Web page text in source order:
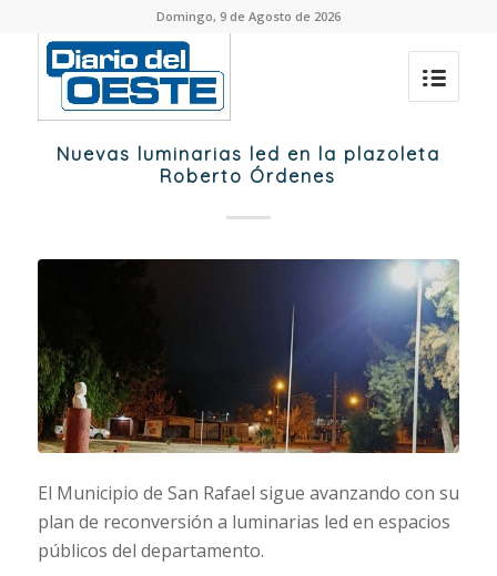
Domingo, 9 de Agosto de 2026
Nuevas luminarias led en la plazoleta
Roberto Órdenes
El Municipio de San Rafael sigue avanzando con su
plan de reconversión a luminarias led en espacios
públicos del departamento.